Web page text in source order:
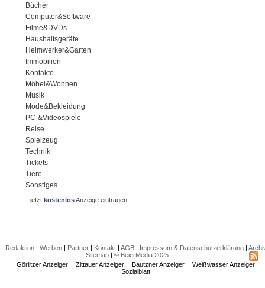
Bücher
Computer&Software
Filme&DVDs
Haushaltsgeräte
Heimwerker&Garten
Immobilien
Kontakte
Möbel&Wohnen
Musik
Mode&Bekleidung
PC-&Videospiele
Reise
Spielzeug
Technik
Tickets
Tiere
Sonstiges
...jetztkostenlosAnzeige eintragen!
Redaktion| Werben| Partner| Kontakt| AGB| Impressum & Datenschutzerklärung|
Sitemap| © BeierMedia 2025
Görlitzer Anzeiger
Zittauer Anzeiger Bautzner Anzeiger
Weißwasser Anzeiger
Sozialblatt